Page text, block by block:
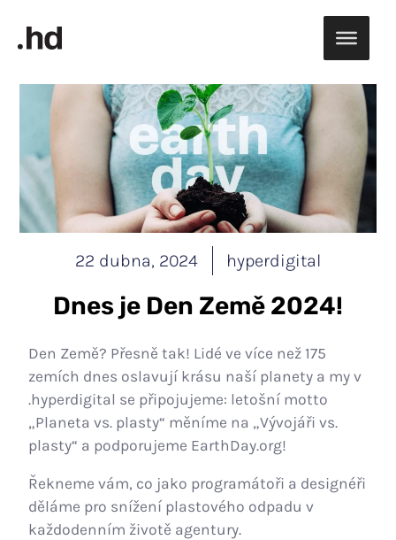
22 dubna, 2024 hyperdigital
Dnes je Den Země 2024!
Den Země? Přesně tak! Lidé ve více než 175
zemích dnes oslavují krásu naší planety a my v
.hyperdigital se připojujeme: letošní motto
„Planeta vs. plasty“ měníme na „Vývojáři vs.
plasty“ a podporujeme EarthDay.org!
Řekneme vám, co jako programátoři a designéři
děláme pro snížení plastového odpadu v
každodenním životě agentury.